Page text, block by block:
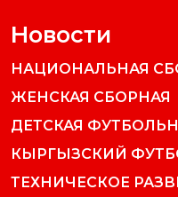
Новости
НАЦИОНАЛЬНАЯ
ЖЕНСКАЯ СБОРНАЯ
ДЕТСКАЯ
КЫРГЫЗСКИЙ
ТЕХНИЧЕСКОЕ